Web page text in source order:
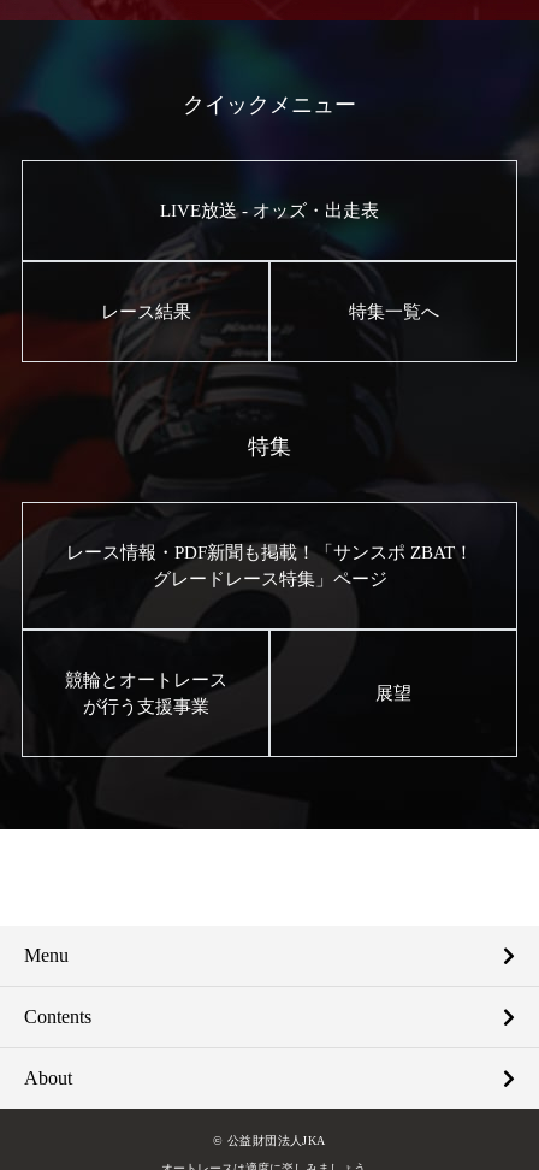
クイックメニュー
LIVE放送 - オッズ・出走表
レース結果 特集一覧へ
特集
レース情報・PDF新聞も掲載！「サンスポ ZBAT！
グレードレース特集」ページ
競輪とオートレース
が行う支援事業
展望
Menu
Contents
About
© 公益財団法人JKA